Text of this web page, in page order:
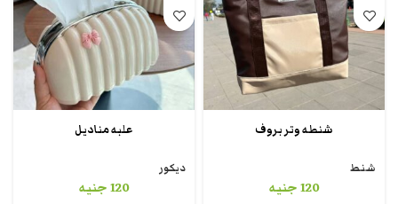
شنطه وتر بروف
شنط
120جنيه
علبه مناديل
ديكور
120جنيه